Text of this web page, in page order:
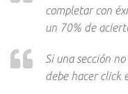
completar con
un 70% de
Si una sección
debe hacer click